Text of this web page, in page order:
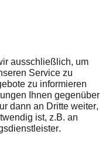
ausschließlich, um
Service zu
zu informieren
Ihnen gegenüber
dann an Dritte weiter,
ist, z.B. an